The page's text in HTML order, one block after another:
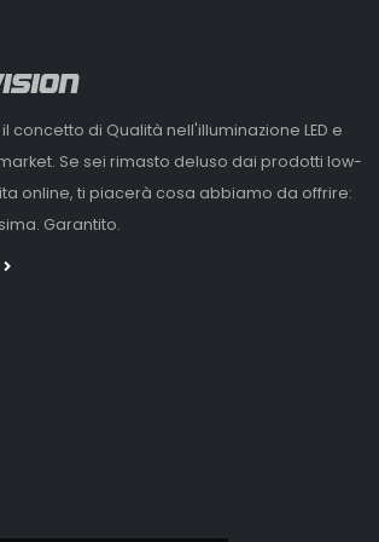
concetto di Qualità nell'illuminazione LED e
Se sei rimasto deluso dai prodotti low-
online, ti piacerà cosa abbiamo da offrire:
Garantito.